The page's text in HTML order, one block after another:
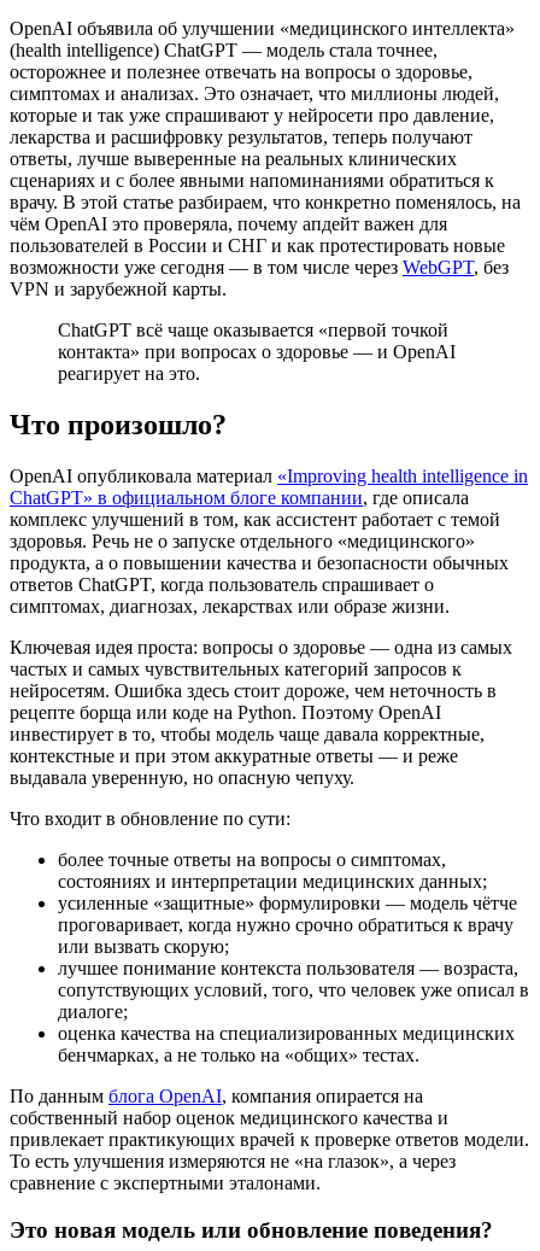
OpenAI объявила об улучшении «медицинского интеллекта»
(health intelligence) ChatGPT — модель стала точнее,
осторожнее и полезнее отвечать на вопросы о здоровье,
симптомах и анализах. Это означает, что миллионы людей,
которые и так уже спрашивают у нейросети про давление,
лекарства и расшифровку результатов, теперь получают
ответы, лучше выверенные на реальных клинических
сценариях и с более явными напоминаниями обратиться к
врачу. В этой статье разбираем, что конкретно поменялось, на
чём OpenAI это проверяла, почему апдейт важен для
пользователей в России и СНГ и как протестировать новые
возможности уже сегодня — в том числе через WebGPT, без
VPN и зарубежной карты.
ChatGPT всё чаще оказывается «первой точкой
контакта» при вопросах о здоровье — и OpenAI
реагирует на это.
Что произошло?
OpenAI опубликовала материал «Improving health intelligence in
ChatGPT» в официальном блоге компании, где описала
комплекс улучшений в том, как ассистент работает с темой
здоровья. Речь не о запуске отдельного «медицинского»
продукта, а о повышении качества и безопасности обычных
ответов ChatGPT, когда пользователь спрашивает о
симптомах, диагнозах, лекарствах или образе жизни.
Ключевая идея проста: вопросы о здоровье — одна из самых
частых и самых чувствительных категорий запросов к
нейросетям. Ошибка здесь стоит дороже, чем неточность в
рецепте борща или коде на Python. Поэтому OpenAI
инвестирует в то, чтобы модель чаще давала корректные,
контекстные и при этом аккуратные ответы — и реже
выдавала уверенную, но опасную чепуху.
Что входит в обновление по сути:
более точные ответы на вопросы о симптомах,
состояниях и интерпретации медицинских данных;
усиленные «защитные» формулировки — модель чётче
проговаривает, когда нужно срочно обратиться к врачу
или вызвать скорую;
лучшее понимание контекста пользователя — возраста,
сопутствующих условий, того, что человек уже описал в
диалоге;
оценка качества на специализированных медицинских
бенчмарках, а не только на «общих» тестах.
По данным блога OpenAI, компания опирается на
собственный набор оценок медицинского качества и
привлекает практикующих врачей к проверке ответов модели.
То есть улучшения измеряются не «на глазок», а через
сравнение с экспертными эталонами.
Это новая модель или обновление поведения?